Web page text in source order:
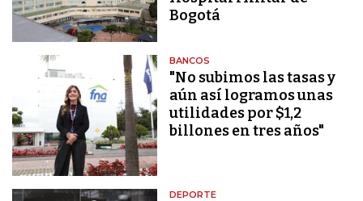
Bogotá
BANCOS
"No subimos las tasas y
aún así logramos unas
utilidades por $1,2
billones en tres años"
DEPORTE